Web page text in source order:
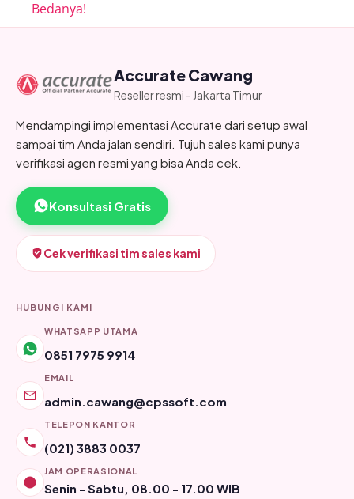
Bedanya!
Accurate Cawang
Reseller resmi - Jakarta Timur
Mendampingi implementasi Accurate dari setup awal
sampai tim Anda jalan sendiri. Tujuh sales kami punya
verifikasi agen resmi yang bisa Anda cek.
Konsultasi Gratis
Cek verifikasi tim sales kami
HUBUNGI KAMI
WHATSAPP UTAMA
0851 7975 9914
EMAIL
admin.cawang@cpssoft.com
TELEPON KANTOR
(021) 3883 0037
JAM OPERASIONAL
Senin - Sabtu, 08.00 - 17.00 WIB